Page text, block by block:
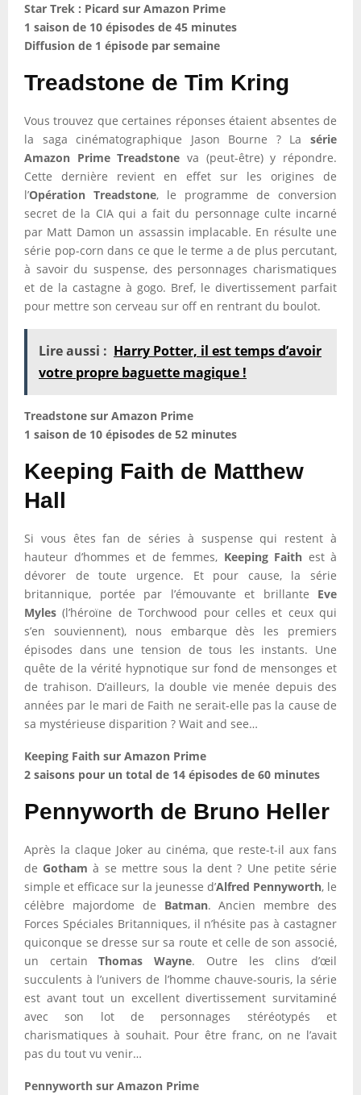
Star Trek : Picard sur Amazon Prime
1 saison de 10 épisodes de 45 minutes
Diffusion de 1 épisode par semaine
Treadstone de Tim Kring
Vous trouvez que certaines réponses étaient absentes de
la saga cinématographique Jason Bourne ? La série
Amazon Prime Treadstone va (peut-être) y répondre.
Cette dernière revient en effet sur les origines de
l’Opération Treadstone, le programme de conversion
secret de la CIA qui a fait du personnage culte incarné
par Matt Damon un assassin implacable. En résulte une
série pop-corn dans ce que le terme a de plus percutant,
à savoir du suspense, des personnages charismatiques
et de la castagne à gogo. Bref, le divertissement parfait
pour mettre son cerveau sur off en rentrant du boulot.
Lire aussi : Harry Potter, il est temps d’avoir
votre propre baguette magique !
Treadstone sur Amazon Prime
1 saison de 10 épisodes de 52 minutes
Keeping Faith de Matthew
Hall
Si vous êtes fan de séries à suspense qui restent à
hauteur d’hommes et de femmes, Keeping Faith est à
dévorer de toute urgence. Et pour cause, la série
britannique, portée par l’émouvante et brillante Eve
Myles (l’héroïne de Torchwood pour celles et ceux qui
s’en souviennent), nous embarque dès les premiers
épisodes dans une tension de tous les instants. Une
quête de la vérité hypnotique sur fond de mensonges et
de trahison. D’ailleurs, la double vie menée depuis des
années par le mari de Faith ne serait-elle pas la cause de
sa mystérieuse disparition ? Wait and see…
Keeping Faith sur Amazon Prime
2 saisons pour un total de 14 épisodes de 60 minutes
Pennyworth de Bruno Heller
Après la claque Joker au cinéma, que reste-t-il aux fans
deGotham à se mettre sous la dent ? Une petite série
simple et efficace sur la jeunesse d’Alfred Pennyworth, le
célèbre majordome de Batman. Ancien membre des
Forces Spéciales Britanniques, il n’hésite pas à castagner
quiconque se dresse sur sa route et celle de son associé,
un certainThomas Wayne. Outre les clins d’œil
succulents à l’univers de l’homme chauve-souris, la série
est avant tout un excellent divertissement survitaminé
avec son lot de personnages stéréotypés et
charismatiques à souhait. Pour être franc, on ne l’avait
pas du tout vu venir…
Pennyworth sur Amazon Prime